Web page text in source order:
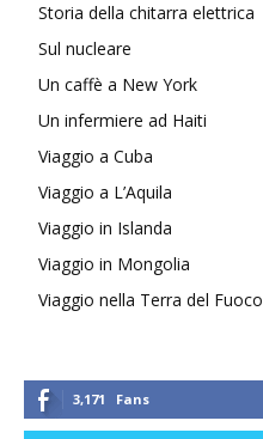
Storia della chitarra elettrica
Sul nucleare
Un caffè a New York
Un infermiere ad Haiti
Viaggio a Cuba
Viaggio a L’Aquila
Viaggio in Islanda
Viaggio in Mongolia
Viaggio nella Terra del Fuoco
3,171 Fans